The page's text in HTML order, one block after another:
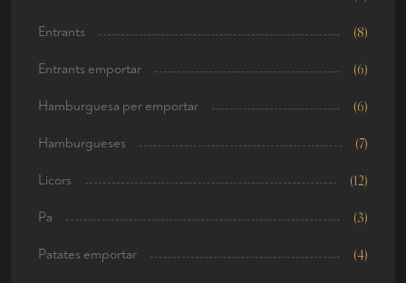
Entrants (8)
Entrants emportar (6)
Hamburguesa per emportar (6)
Hamburgueses (7)
Licors (12)
Pa (3)
Patates emportar (4)